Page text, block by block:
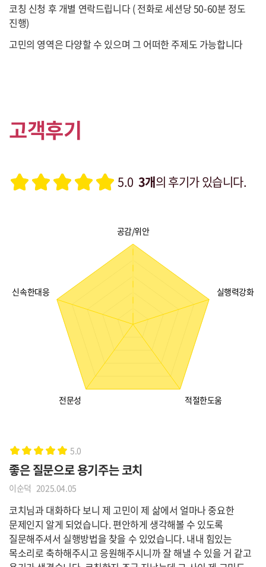
코칭 신청 후 개별 연락드립니다 ( 전화로 세션당 50-60분 정도
진행)
고민의 영역은 다양할 수 있으며 그 어떠한 주제도 가능합니다
고객후기
5.0 3개의 후기가 있습니다.
5.0
좋은 질문으로 용기주는 코치
이순덕 2025.04.05
코치님과 대화하다 보니 제 고민이 제 삶에서 얼마나 중요한
문제인지 알게 되었습니다. 편안하게 생각해볼 수 있도록
질문해주셔서 실행방법을 찾을 수 있었습니다. 내내 힘있는
목소리로 축하해주시고 응원해주시니까 잘 해낼 수 있을 거 같고